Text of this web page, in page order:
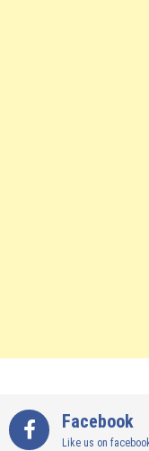
Facebook
Like us on